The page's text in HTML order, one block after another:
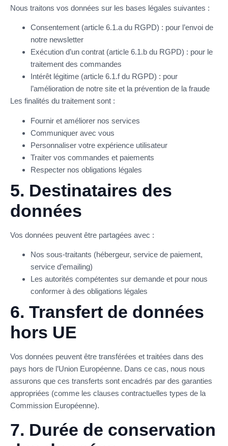
Nous traitons vos données sur les bases légales suivantes :
Consentement (article 6.1.a du RGPD) : pour l’envoi de
notre newsletter
Exécution d’un contrat (article 6.1.b du RGPD) : pour le
traitement des commandes
Intérêt légitime (article 6.1.f du RGPD) : pour
l’amélioration de notre site et la prévention de la fraude
Les finalités du traitement sont :
Fournir et améliorer nos services
Communiquer avec vous
Personnaliser votre expérience utilisateur
Traiter vos commandes et paiements
Respecter nos obligations légales
5. Destinataires des
données
Vos données peuvent être partagées avec :
Nos sous-traitants (hébergeur, service de paiement,
service d’emailing)
Les autorités compétentes sur demande et pour nous
conformer à des obligations légales
6. Transfert de données
hors UE
Vos données peuvent être transférées et traitées dans des
pays hors de l’Union Européenne. Dans ce cas, nous nous
assurons que ces transferts sont encadrés par des garanties
appropriées (comme les clauses contractuelles types de la
Commission Européenne).
7. Durée de conservation